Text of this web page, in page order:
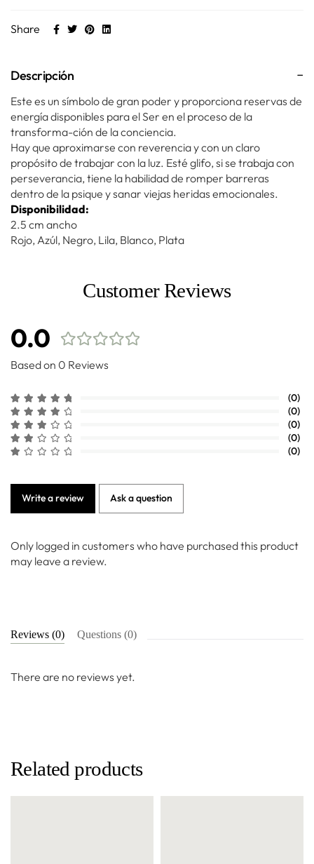
Share
Descripción
Este es un símbolo de gran poder y proporciona reservas de
energía disponibles para el Ser en el proceso de la
transforma-ción de la conciencia.
Hay que aproximarse con reverencia y con un claro
propósito de trabajar con la luz. Esté glifo, si se trabaja con
perseverancia, tiene la habilidad de romper barreras
dentro de la psique y sanar viejas heridas emocionales.
Disponibilidad:
2.5 cm ancho
Rojo, Azúl, Negro, Lila, Blanco, Plata
Customer Reviews
0.0
Based on 0 Reviews
(0)
(0)
(0)
(0)
(0)
Write a review Ask a question
Only logged in customers who have purchased this product
may leave a review.
Reviews (0) Questions (0)
There are no reviews yet.
Related products